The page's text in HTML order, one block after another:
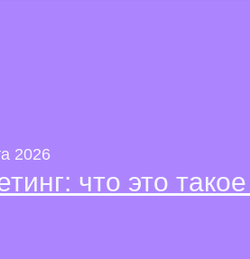
2026
что это